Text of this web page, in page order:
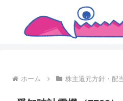
ホーム 株主還元方針・配